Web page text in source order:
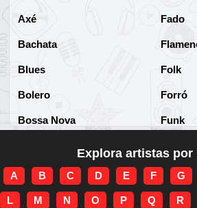
Axé
Bachata
Blues
Bolero
Bossa Nova
Brega-funk
Cha-Cha
Fado
Folk
Forró
Funk
Funk
Explora artistas por
A B C D E F G
L M N O P Q R